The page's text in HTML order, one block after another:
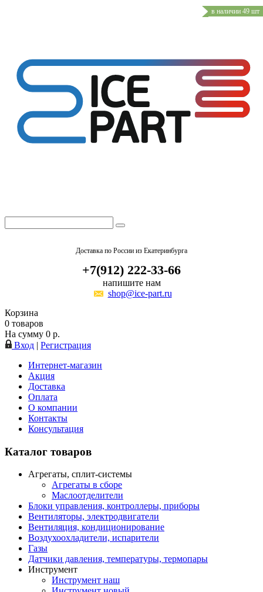
Доставка по России из Екатеринбурга
+7(912) 222-33-66
напишите нам
shop@ice-part.ru
Корзина
0 товаров
На сумму 0 р.
Вход | Регистрация
Интернет-магазин
Акция
Доставка
Оплата
О компании
Контакты
Консультация
Каталог товаров
Агрегаты, сплит-системы
Агрегаты в сборе
Маслоотделители
Блоки управления, контроллеры, приборы
Вентиляторы, электродвигатели
Вентиляция, кондиционирование
Воздухоохладители, испарители
Газы
Датчики давления, температуры, термопары
Инструмент
Инструмент наш
в наличии 49 шт